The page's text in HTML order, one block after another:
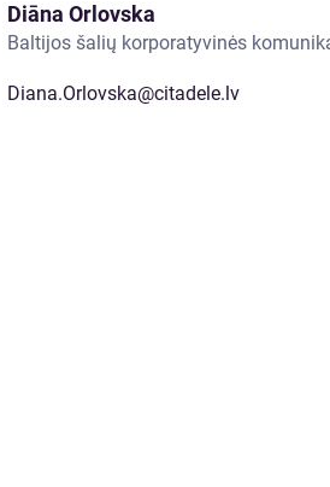
Diāna Orlovska
Baltijos šalių korporatyvinės
Diana.Orlovska@citadele.lv